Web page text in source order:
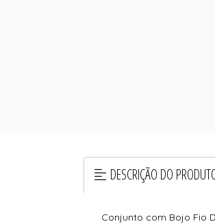
DESCRIÇÃO DO
Conjunto com Bojo Fio